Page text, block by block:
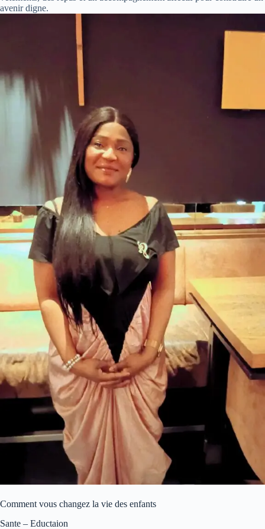
avenir digne.
Comment vous changez la vie des enfants
Sante – Eductaion